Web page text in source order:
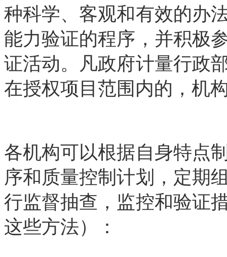
种科学、客观和有效的办
能力验证的程序，并积极
证活动。凡政府计量行政
在授权项目范围内的，机
各机构可以根据自身特点
序和质量控制计划，定期
行监督抽查，监控和验证
这些方法）：